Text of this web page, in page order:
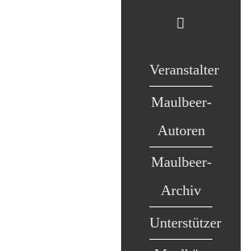
Veranstalter
Maulbeer-
Autoren
Maulbeer-
Archiv
Unterstützer